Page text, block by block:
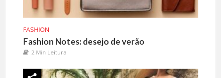
FASHION
Fashion Notes: desejo de verão
2 Min Leitura